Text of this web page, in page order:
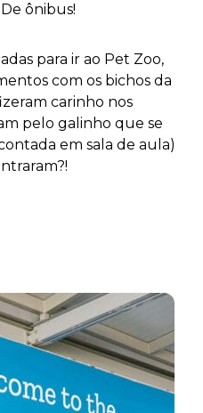
ônibus!
para ir ao Pet Zoo,
com os bichos da
carinho nos
pelo galinho que se
em sala de aula)